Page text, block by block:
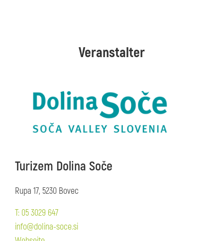
Veranstalter
Turizem Dolina Soče
Rupa 17, 5230 Bovec
T: 05 3029 647
info@dolina-soce.si